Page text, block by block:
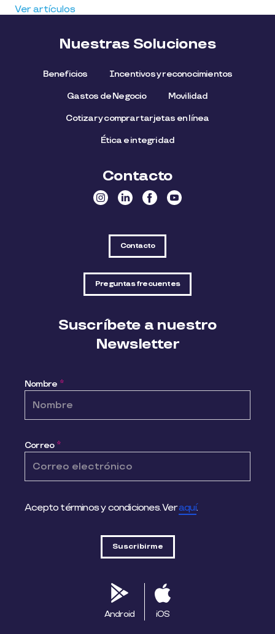
Ver artículos
Nuestras Soluciones
Beneficios Incentivos y reconocimientos
Gastos de Negocio Movilidad
Cotizar y comprar tarjetas en línea
Ética e integridad
Contacto
Contacto
Preguntas frecuentes
Suscríbete a nuestro
Newsletter
Nombre *
Correo *
Acepto términos y condiciones. Veraquí.
Android iOS